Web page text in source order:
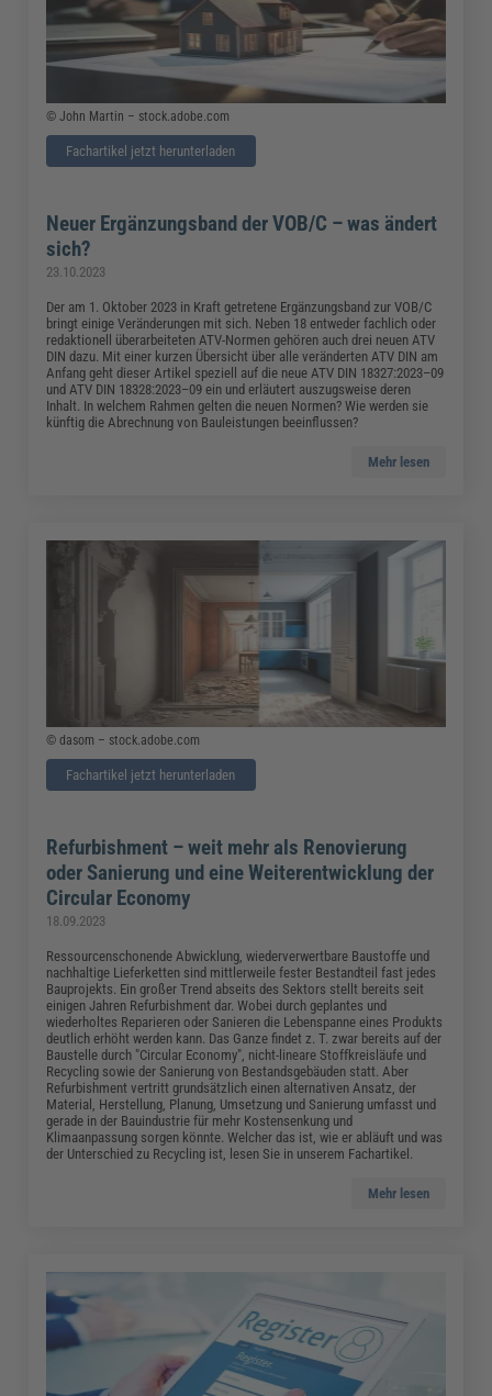
© John Martin – stock.adobe.com
Fachartikel jetzt herunterladen
Neuer Ergänzungsband der VOB/C – was ändert
sich?
23.10.2023
Der am 1. Oktober 2023 in Kraft getretene Ergänzungsband zur VOB/C
bringt einige Veränderungen mit sich. Neben 18 entweder fachlich oder
redaktionell überarbeiteten ATV-Normen gehören auch drei neuen ATV
DIN dazu. Mit einer kurzen Übersicht über alle veränderten ATV DIN am
Anfang geht dieser Artikel speziell auf die neue ATV DIN 18327:2023–09
und ATV DIN 18328:2023–09 ein und erläutert auszugsweise deren
Inhalt. In welchem Rahmen gelten die neuen Normen? Wie werden sie
künftig die Abrechnung von Bauleistungen beeinflussen?
Mehr lesen
© dasom – stock.adobe.com
Fachartikel jetzt herunterladen
Refurbishment – weit mehr als Renovierung
oder Sanierung und eine Weiterentwicklung der
Circular Economy
18.09.2023
Ressourcenschonende Abwicklung, wiederverwertbare Baustoffe und
nachhaltige Lieferketten sind mittlerweile fester Bestandteil fast jedes
Bauprojekts. Ein großer Trend abseits des Sektors stellt bereits seit
einigen Jahren Refurbishment dar. Wobei durch geplantes und
wiederholtes Reparieren oder Sanieren die Lebenspanne eines Produkts
deutlich erhöht werden kann. Das Ganze findet z. T. zwar bereits auf der
Baustelle durch "Circular Economy", nicht-lineare Stoffkreisläufe und
Recycling sowie der Sanierung von Bestandsgebäuden statt. Aber
Refurbishment vertritt grundsätzlich einen alternativen Ansatz, der
Material, Herstellung, Planung, Umsetzung und Sanierung umfasst und
gerade in der Bauindustrie für mehr Kostensenkung und
Klimaanpassung sorgen könnte. Welcher das ist, wie er abläuft und was
der Unterschied zu Recycling ist, lesen Sie in unserem Fachartikel.
Mehr lesen